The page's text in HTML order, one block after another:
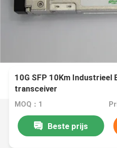
10G SFP 10Km
transceiver
MOQ：1
Beste prijs